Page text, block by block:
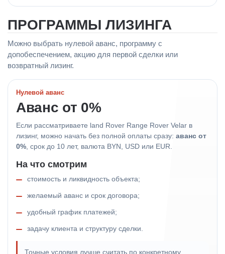
ПРОГРАММЫ ЛИЗИНГА
Можно выбрать нулевой аванс, программу с
допобеспечением, акцию для первой сделки или
возвратный лизинг.
Нулевой аванс
Аванс от 0%
Если рассматриваете land Rover Range Rover Velar в
лизинг, можно начать без полной оплаты сразу: аванс от
0% , срок до 10 лет, валюта BYN, USD или EUR.
На что смотрим
стоимость и ликвидность объекта;
желаемый аванс и срок договора;
удобный график платежей;
задачу клиента и структуру сделки.
Точные условия лучше считать по конкретному